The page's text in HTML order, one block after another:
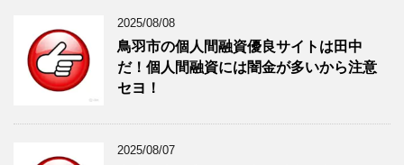
2025/08/08
鳥羽市の個人間融資優良サイトは田中
だ！個人間融資には闇金が多いから注意
セヨ！
2025/08/07